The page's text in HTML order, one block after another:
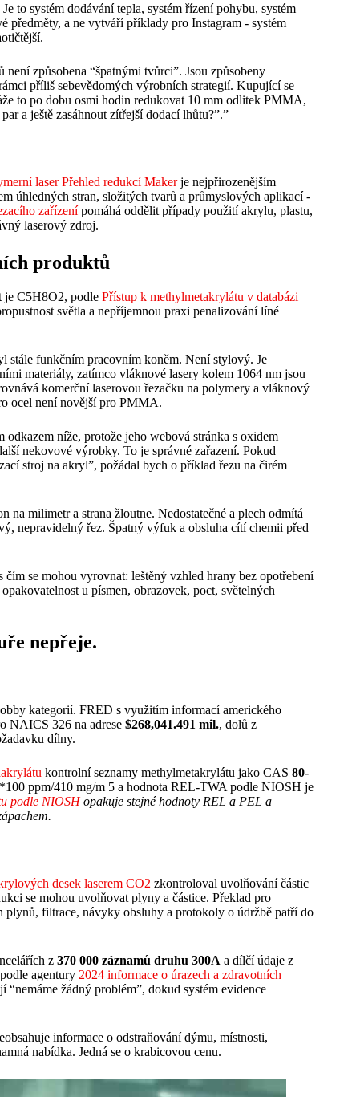
to systém dodávání tepla, systém řízení pohybu, systém
předměty, a ne vytváří příklady pro Instagram - systém
způsobena “špatnými tvůrci”. Jsou způsobeny
příliš sebevědomých výrobních strategií. Kupující se
to po dobu osmi hodin redukovat 10 mm odlitek PMMA,
a ještě zasáhnout zítřejší dodací lhůtu?”.”
laser Přehled redukcí Makerje nejpřirozenějším
úhledných stran, složitých tvarů a průmyslových aplikací -
zařízenípomáhá oddělit případy použití akrylu, plastu,
laserový zdroj.
produktů
je C5H8O2, podle Přístup k methylmetakrylátu v databázi
světla a nepříjemnou praxi penalizování líné
stále funkčním pracovním koněm. Není stylový. Je
materiály, zatímco vláknové lasery kolem 1064 nm jsou
komerční laserovou řezačku na polymery a vláknový
ocel není novější pro PMMA.
níže, protože jeho webová stránka s oxidem
nekovové výrobky. To je správné zařazení. Pokud
stroj na akryl”, požádal bych o příklad řezu na čirém
milimetr a strana žloutne. Nedostatečné a plech odmítá
nepravidelný řez. Špatný výfuk a obsluha cítí chemii před
se mohou vyrovnat: leštěný vzhled hrany bez opotřebení
u písmen, obrazovek, poct, světelných
nepřeje.
kategorií. FRED s využitím informací amerického
NAICS 326 na adrese $268,041.491 mil., dolů z
dílny.
kontrolní seznamy methylmetakrylátu jako CAS 80-
ppm/410 mg/m 5 a hodnota REL-TWA podle NIOSH je
podle NIOSHopakuje stejné hodnoty REL a PEL a
desek laserem CO2 zkontroloval uvolňování částic
se mohou uvolňovat plyny a částice. Překlad pro
filtrace, návyky obsluhy a protokoly o údržbě patří do
z 370 000 záznamů druhu 300A a dílčí údaje z
agentury 2024 informace o úrazech a zdravotních
žádný problém”, dokud systém evidence
informace o odstraňování dýmu, místnosti,
nabídka. Jedná se o krabicovou cenu.